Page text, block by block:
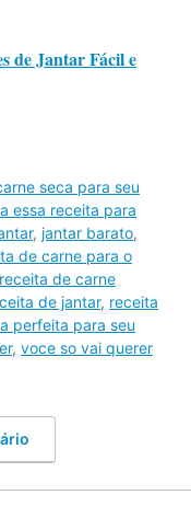
de Jantar Fácil e
seca para seu
essa receita para
, jantar barato,
de carne para o
receita de carne
de jantar, receita
perfeita para seu
, voce so vai querer